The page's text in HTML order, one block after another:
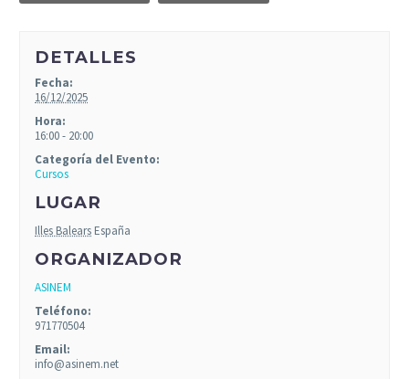
DETALLES
Fecha:
16/12/2025
Hora:
16:00 - 20:00
Categoría del Evento:
Cursos
LUGAR
Illes Balears España
ORGANIZADOR
ASINEM
Teléfono:
971770504
Email:
info@asinem.net